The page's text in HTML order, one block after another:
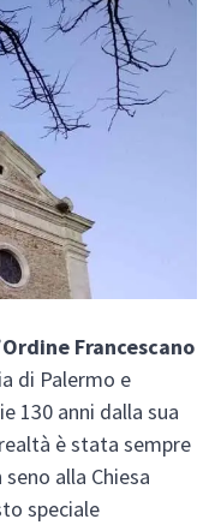
Ordine Francescano
di Palermo e
130 anni dalla sua
è stata sempre
alla Chiesa
speciale